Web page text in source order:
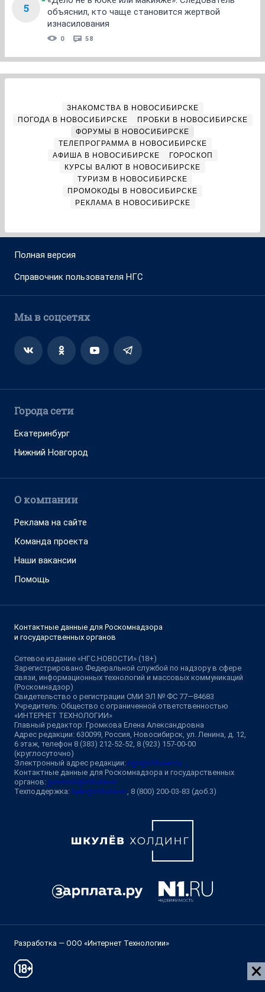
5
объяснил, кто чаще становится жертвой
изнасилования
0 58
ЗНАКОМСТВА В НОВОСИБИРСКЕ
ПОГОДА В НОВОСИБИРСКЕ
ПРОБКИ В НОВОСИБИРСКЕ
ФОРУМЫ В НОВОСИБИРСКЕ
ТЕЛЕПРОГРАММА В НОВОСИБИРСКЕ
АФИША В НОВОСИБИРСКЕ
ГОРОСКОП
КУРСЫ ВАЛЮТ В НОВОСИБИРСКЕ
ТУРИЗМ В НОВОСИБИРСКЕ
ПРОМОКОДЫ В НОВОСИБИРСКЕ
РЕКЛАМА В НОВОСИБИРСКЕ
Полная версия
Справочник пользователя НГС
Мы в соцсетях
Города сети
Екатеринбург
Нижний Новгород
О компании
Реклама на сайте
Команда проекта
Наши вакансии
Помощь
Контактные данные для Роскомнадзора
и государственных органов
Сетевое издание «НГС.НОВОСТИ» (18+)
Зарегистрировано Федеральной службой по надзору в сфере
связи, информационных технологий и массовых коммуникаций
(Роскомнадзор)
Свидетельство о регистрации СМИ ЭЛ № ФС 77—84683
Учредитель: Общество с ограниченной ответственностью
«ИНТЕРНЕТ ТЕХНОЛОГИИ»
Главный редактор: Громкова Елена Александровна
Адрес редакции: 630099, Россия, Новосибирск, ул. Ленина, д. 12,
6 этаж, телефон 8 (383) 212-52-52, 8 (923) 157-00-00
(круглосуточно)
Электронный адрес редакции: ngs@shkulev.ru
Контактные данные для Роскомнадзора и государственных
органов: juristnsk@shkulev.ru
Техподдержка: help@shkulev.ru , 8 (800) 200-03-83 (доб.3)
Разработка — ООО «Интернет Технологии»